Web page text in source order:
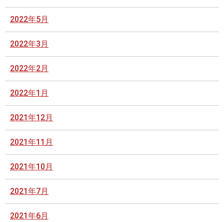
2022年5月
2022年3月
2022年2月
2022年1月
2021年12月
2021年11月
2021年10月
2021年7月
2021年6月